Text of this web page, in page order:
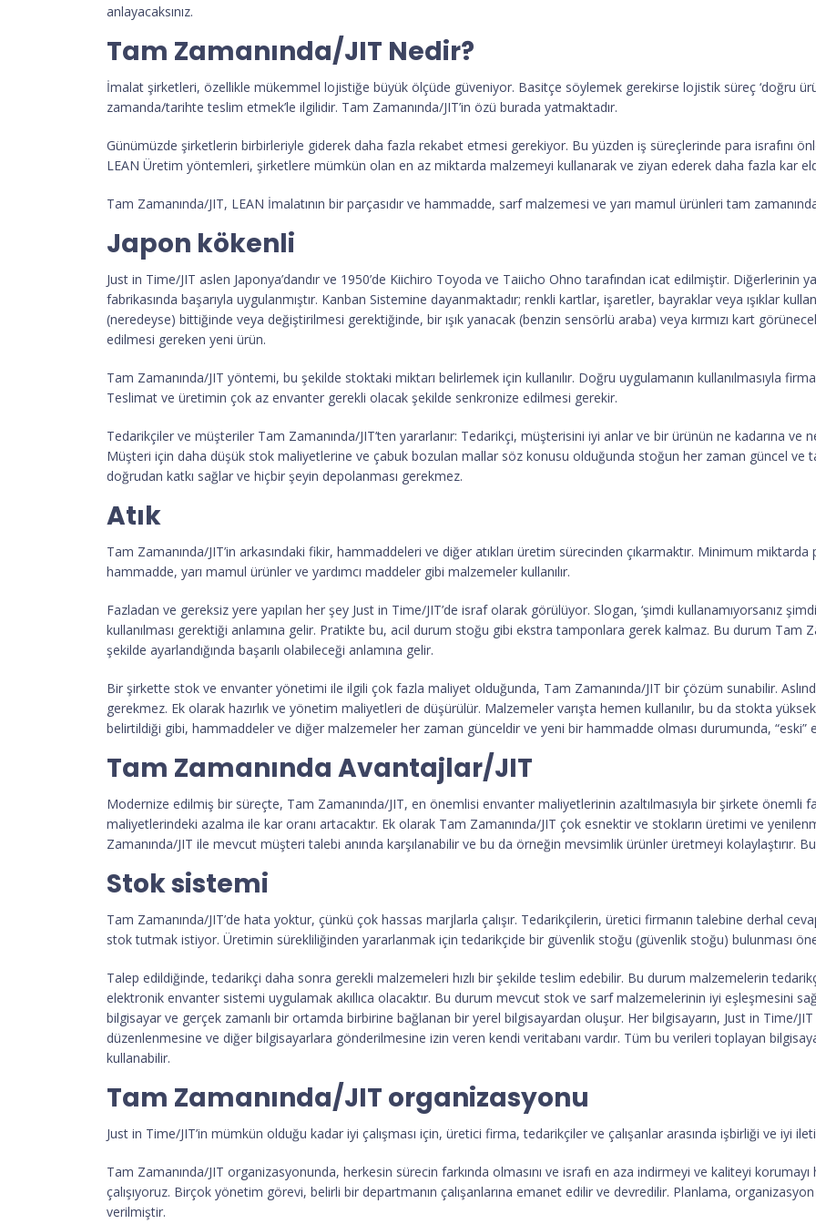
anlayacaksınız.
Tam Zamanında/JIT Nedir?
İmalat şirketleri, özellikle mükemmel lojistiğe büyük ölçüde güveniyor. Basitçe söylemek gerekirse lojistik süreç ‘doğru
zamanda/tarihte teslim etmek’le ilgilidir. Tam Zamanında/JIT’in özü burada yatmaktadır.
Günümüzde şirketlerin birbirleriyle giderek daha fazla rekabet etmesi gerekiyor. Bu yüzden iş süreçlerinde para israfını
LEAN Üretim yöntemleri, şirketlere mümkün olan en az miktarda malzemeyi kullanarak ve ziyan ederek daha fazla kar
Tam Zamanında/JIT, LEAN İmalatının bir parçasıdır ve hammadde, sarf malzemesi ve yarı mamul ürünleri tam
Japon kökenli
Just in Time/JIT aslen Japonya’dandır ve 1950’de Kiichiro Toyoda ve Taiicho Ohno tarafından icat edilmiştir. Diğerlerinin
fabrikasında başarıyla uygulanmıştır. Kanban Sistemine dayanmaktadır; renkli kartlar, işaretler, bayraklar veya ışıklar
(neredeyse) bittiğinde veya değiştirilmesi gerektiğinde, bir ışık yanacak (benzin sensörlü araba) veya kırmızı kart
edilmesi gereken yeni ürün.
Tam Zamanında/JIT yöntemi, bu şekilde stoktaki miktarı belirlemek için kullanılır. Doğru uygulamanın kullanılmasıyla
Teslimat ve üretimin çok az envanter gerekli olacak şekilde senkronize edilmesi gerekir.
Tedarikçiler ve müşteriler Tam Zamanında/JIT’ten yararlanır: Tedarikçi, müşterisini iyi anlar ve bir ürünün ne kadarına
Müşteri için daha düşük stok maliyetlerine ve çabuk bozulan mallar söz konusu olduğunda stoğun her zaman güncel ve
doğrudan katkı sağlar ve hiçbir şeyin depolanması gerekmez.
Atık
Tam Zamanında/JIT’in arkasındaki fikir, hammaddeleri ve diğer atıkları üretim sürecinden çıkarmaktır. Minimum
hammadde, yarı mamul ürünler ve yardımcı maddeler gibi malzemeler kullanılır.
Fazladan ve gereksiz yere yapılan her şey Just in Time/JIT’de israf olarak görülüyor. Slogan, ‘şimdi kullanamıyorsanız
kullanılması gerektiği anlamına gelir. Pratikte bu, acil durum stoğu gibi ekstra tamponlara gerek kalmaz. Bu durum Tam
şekilde ayarlandığında başarılı olabileceği anlamına gelir.
Bir şirkette stok ve envanter yönetimi ile ilgili çok fazla maliyet olduğunda, Tam Zamanında/JIT bir çözüm sunabilir.
gerekmez. Ek olarak hazırlık ve yönetim maliyetleri de düşürülür. Malzemeler varışta hemen kullanılır, bu da stokta
belirtildiği gibi, hammaddeler ve diğer malzemeler her zaman günceldir ve yeni bir hammadde olması durumunda, “eski”
Tam Zamanında Avantajlar/JIT
Modernize edilmiş bir süreçte, Tam Zamanında/JIT, en önemlisi envanter maliyetlerinin azaltılmasıyla bir şirkete önemli
maliyetlerindeki azalma ile kar oranı artacaktır. Ek olarak Tam Zamanında/JIT çok esnektir ve stokların üretimi ve
Zamanında/JIT ile mevcut müşteri talebi anında karşılanabilir ve bu da örneğin mevsimlik ürünler üretmeyi kolaylaştırır.
Stok sistemi
Tam Zamanında/JIT’de hata yoktur, çünkü çok hassas marjlarla çalışır. Tedarikçilerin, üretici firmanın talebine derhal
stok tutmak istiyor. Üretimin sürekliliğinden yararlanmak için tedarikçide bir güvenlik stoğu (güvenlik stoğu) bulunması
Talep edildiğinde, tedarikçi daha sonra gerekli malzemeleri hızlı bir şekilde teslim edebilir. Bu durum malzemelerin
elektronik envanter sistemi uygulamak akıllıca olacaktır. Bu durum mevcut stok ve sarf malzemelerinin iyi eşleşmesini
bilgisayar ve gerçek zamanlı bir ortamda birbirine bağlanan bir yerel bilgisayardan oluşur. Her bilgisayarın, Just in Time/
düzenlenmesine ve diğer bilgisayarlara gönderilmesine izin veren kendi veritabanı vardır. Tüm bu verileri toplayan
kullanabilir.
Tam Zamanında/JIT organizasyonu
Just in Time/JIT’in mümkün olduğu kadar iyi çalışması için, üretici firma, tedarikçiler ve çalışanlar arasında işbirliği ve iyi
Tam Zamanında/JIT organizasyonunda, herkesin sürecin farkında olmasını ve israfı en aza indirmeyi ve kaliteyi
çalışıyoruz. Birçok yönetim görevi, belirli bir departmanın çalışanlarına emanet edilir ve devredilir. Planlama,
verilmiştir.